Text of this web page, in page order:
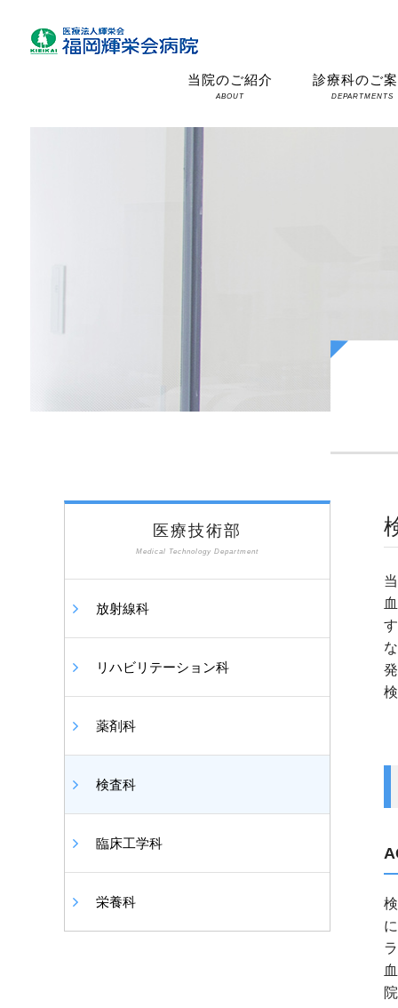
診療科のご
DEPARTMENTS
当院のご紹介
ABOUT
医療技術部
Medical Technology Department
放射線科
リハビリテーション科
薬剤科
検査科
臨床工学科
栄養科